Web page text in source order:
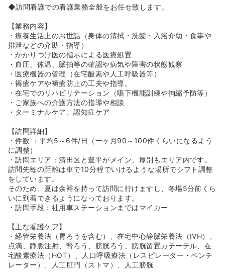
め、徐々に業務に慣れていくことができます♪
《手当が充実！》
◆住宅手当や資格手当など支給あり♪
◆インセンティブもございますのでさらに高給与が目指せ
ます♪
《マイカー通勤可能です！》
◆マイカー通勤が可能で、駐車場も無料ですので、お車通
勤をご希望の方も安心です。
《多職種による連携あり！》
しあいながら業務を行っています。
◆まだまだ発展途上な施設ですのでみんなで成長していき
ましょう♪
◆訪問看護での看護業務全般をお任せ致します。
【業務内容】
・療養生活上のお世話（身体の清拭・洗髪・入浴介助・食事や
排泄などの介助・指導）
・かかりつけ医の指示による医療処置
・血圧、体温、脈拍等の確認や病気や障害の状態観察
・医療機器の管理（在宅酸素や人工呼吸器等）
・褥瘡ケアや褥瘡防止の工夫や指導。
・在宅でのリハビリテーション（嚥下機能訓練や拘縮予防等）
・ご家族への介護方法の指導や相談
・ターミナルケア、認知症ケア
【訪問詳細】
・件数 ：平均5～6件/日（一ヶ月90～100件くらいになるよう
に調整）
・訪問エリア：清田区と豊平がメイン、厚別もエリア内です。
訪問先毎の距離は車で10分程でいけるような場所でシフト調整
をしています。
そのため、夏は余裕を持って訪問に行けますし、冬場5分前くら
いに到着できるようになっております。
・訪問手段：社用車ステーションまではマイカー
【主な看護ケア】
・経管栄養法（胃ろうを含む）、在宅中心静脈栄養法（IVH）、
点滴、静脈注射、腎ろう、膀胱ろう、膀胱留置カテーテル、在
宅酸素療法（HOT）、人口呼吸療法（レスピレーター・ベンチ
レーター）、人工肛門（ストマ）、人工膀胱